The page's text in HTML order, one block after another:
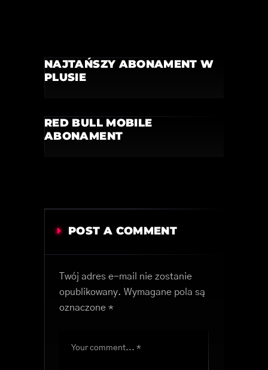
NAJTAŃSZY ABONAMENT W
PLUSIE
RED BULL MOBILE
ABONAMENT
POST A COMMENT
Twój adres e-mail nie zostanie
opublikowany. Wymagane pola są
oznaczone *